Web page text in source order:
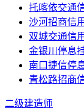
托喀依交通
沙河招商信
双城交通信
金银川停息
南口捷信停
青松路招商
二级建造师